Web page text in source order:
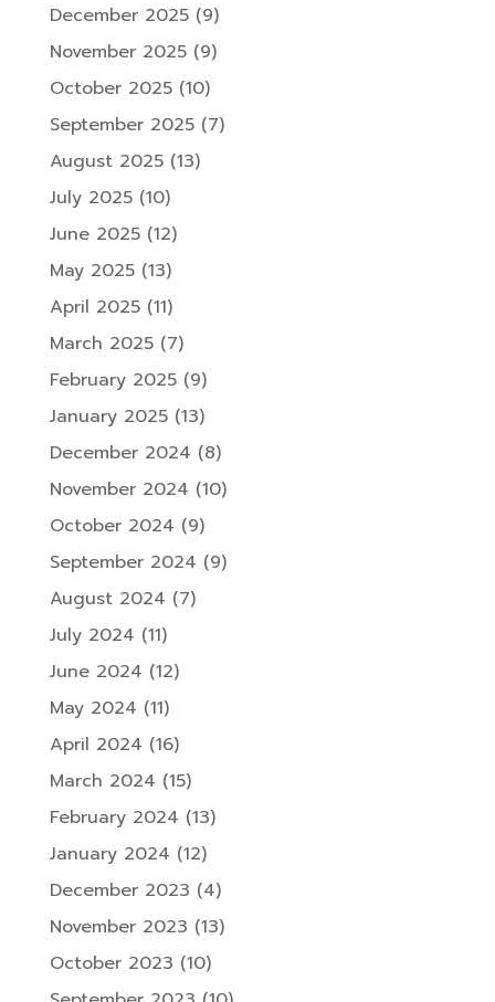
December 2025(9)
November 2025(9)
October 2025(10)
September 2025(7)
August 2025(13)
July 2025(10)
June 2025(12)
May 2025(13)
April 2025(11)
March 2025(7)
February 2025(9)
January 2025(13)
December 2024 (8)
November 2024 (10)
October 2024 (9)
September 2024 (9)
August 2024 (7)
July 2024 (11)
June 2024 (12)
May 2024 (11)
April 2024 (16)
March 2024 (15)
February 2024 (13)
January 2024 (12)
December 2023 (4)
November 2023 (13)
October 2023 (10)